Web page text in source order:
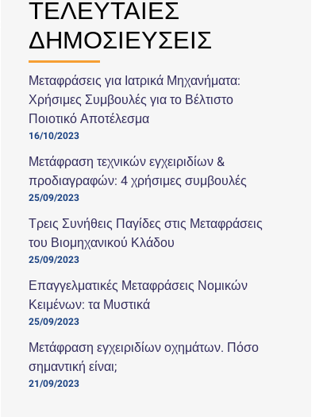
ΤΕΛΕΥΤΑΙΕΣ
ΔΗΜΟΣΙΕΥΣΕΙΣ
Μεταφράσεις για Ιατρικά Μηχανήματα:
Χρήσιμες Συμβουλές για το Βέλτιστο
Ποιοτικό Αποτέλεσμα
16/10/2023
Μετάφραση τεχνικών εγχειριδίων &
προδιαγραφών: 4 χρήσιμες συμβουλές
25/09/2023
Τρεις Συνήθεις Παγίδες στις Μεταφράσεις
του Βιομηχανικού Κλάδου
25/09/2023
Επαγγελματικές Μεταφράσεις Νομικών
Κειμένων: τα Μυστικά
25/09/2023
Μετάφραση εγχειριδίων οχημάτων. Πόσο
σημαντική είναι;
21/09/2023